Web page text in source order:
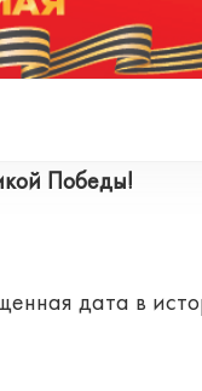
Победы!
дата в